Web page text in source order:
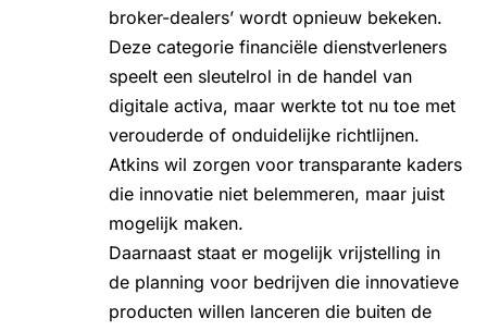
broker-dealers’ wordt opnieuw bekeken.
Deze categorie financiële dienstverleners
speelt een sleutelrol in de handel van
digitale activa, maar werkte tot nu toe met
verouderde of onduidelijke richtlijnen.
Atkins wil zorgen voor transparante kaders
die innovatie niet belemmeren, maar juist
mogelijk maken.
Daarnaast staat er mogelijk vrijstelling in
de planning voor bedrijven die innovatieve
producten willen lanceren die buiten de